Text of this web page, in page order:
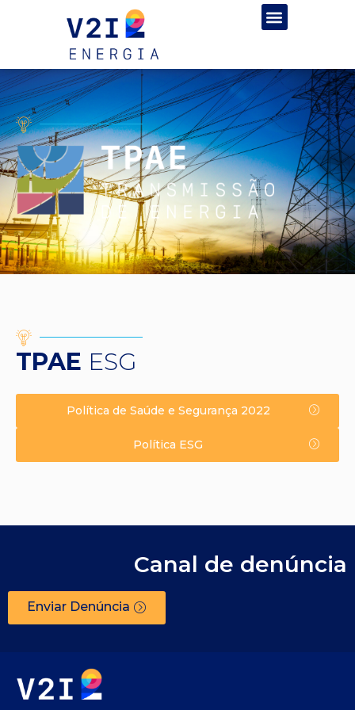
TPAE ESG
Política de Saúde e Segurança 2022
Política ESG
Canal de denúncia
Enviar Denúncia